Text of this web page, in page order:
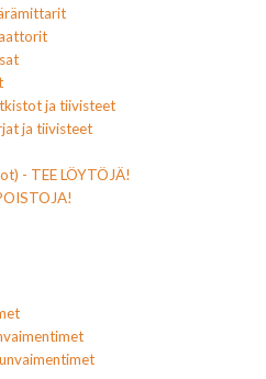
ja tiivisteet
ja tiivisteet
- TEE LÖYTÖJÄ!